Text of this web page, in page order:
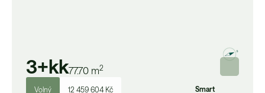
3+kk77.70 m2
Volný 12 459 604 Kč Smart